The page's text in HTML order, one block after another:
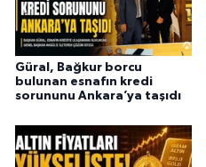
Güral, Bağkur borcu
bulunan esnafın kredi
sorununu Ankara’ya taşıdı